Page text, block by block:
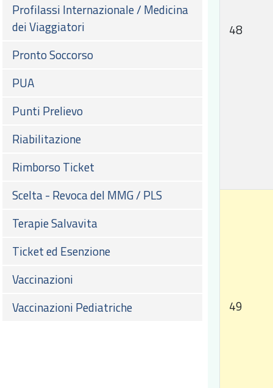
Profilassi Internazionale / Medicina
dei Viaggiatori
Pronto Soccorso
PUA
Punti Prelievo
Riabilitazione
Rimborso Ticket
Scelta - Revoca del MMG / PLS
Terapie Salvavita
Ticket ed Esenzione
Vaccinazioni
Vaccinazioni Pediatriche
48
49